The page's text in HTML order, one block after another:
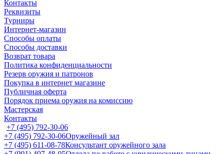
Контакты
Реквизиты
Турниры
Интернет-магазин
Способы оплаты
Способы доставки
Возврат товара
Политика конфиденциальности
Резерв оружия и патронов
Покупка в интернет магазине
Публичная оферта
Порядок приема оружия на комиссию
Мастерская
Контакты
+7 (495) 792-30-06
+7 (495) 792-30-06Оружейный зал
+7 (495) 611-08-78Консультант оружейного зала